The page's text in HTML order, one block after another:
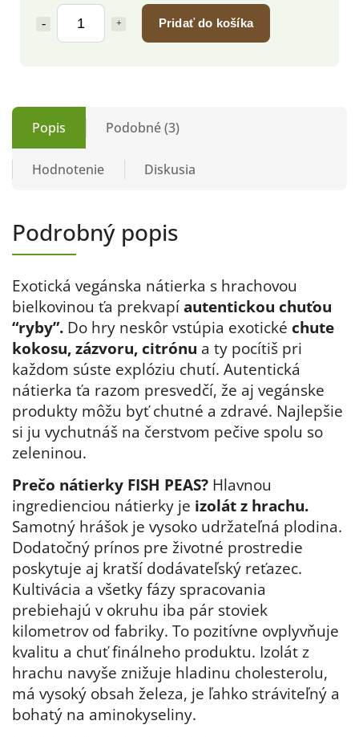
Pridať do košíka
Popis Podobné (3)
Hodnotenie Diskusia
Podrobný popis
Exotická vegánska nátierka s hrachovou
bielkovinou ťa prekvapí autentickou chuťou
“ryby”. Do hry neskôr vstúpia exotické chute
kokosu, zázvoru, citrónu a ty pocítiš pri
každom súste explóziu chutí. Autentická
nátierka ťa razom presvedčí, že aj vegánske
produkty môžu byť chutné a zdravé. Najlepšie
si ju vychutnáš na čerstvom pečive spolu so
zeleninou.
Prečo nátierky FISH PEAS? Hlavnou
ingredienciou nátierky je izolát z hrachu.
Samotný hrášok je vysoko udržateľná plodina.
Dodatočný prínos pre životné prostredie
poskytuje aj kratší dodávateľský reťazec.
Kultivácia a všetky fázy spracovania
prebiehajú v okruhu iba pár stoviek
kilometrov od fabriky. To pozitívne ovplyvňuje
kvalitu a chuť finálneho produktu. Izolát z
hrachu navyše znižuje hladinu cholesterolu,
má vysoký obsah železa, je ľahko stráviteľný a
bohatý na aminokyseliny.